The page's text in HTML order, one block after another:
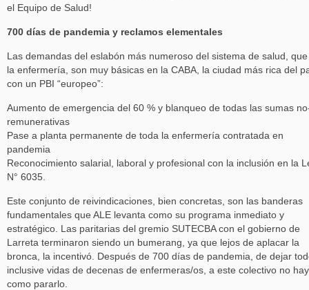
el Equipo de Salud!
700 días de pandemia y reclamos elementales
Las demandas del eslabón más numeroso del sistema de salud,
la enfermería, son muy básicas en la CABA, la ciudad más rica del
con un PBI “europeo”:
Aumento de emergencia del 60 % y blanqueo de todas las sumas
remunerativas
Pase a planta permanente de toda la enfermería contratada en
pandemia
Reconocimiento salarial, laboral y profesional con la inclusión en la
N° 6035.
Este conjunto de reivindicaciones, bien concretas, son las banderas
fundamentales que ALE levanta como su programa inmediato y
estratégico. Las paritarias del gremio SUTECBA con el gobierno de
Larreta terminaron siendo un bumerang, ya que lejos de aplacar la
bronca, la incentivó. Después de 700 días de pandemia, de dejar
inclusive vidas de decenas de enfermeras/os, a este colectivo no hay
como pararlo.